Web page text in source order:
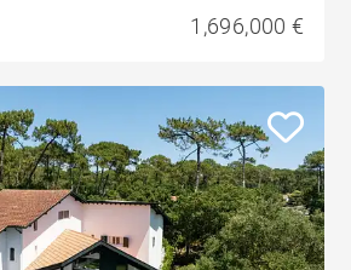
1,696,000 €